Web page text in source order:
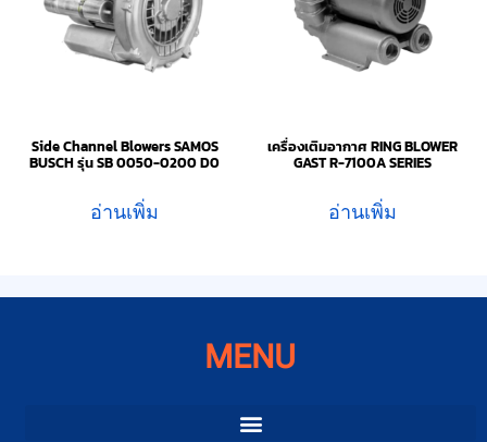
Side Channel Blowers SAMOS
BUSCH รุ่น SB 0050-0200 D0
อ่านเพิ่ม
เครื่องเติมอากาศ RING BLOWER
GAST R-7100A SERIES
อ่านเพิ่ม
MENU